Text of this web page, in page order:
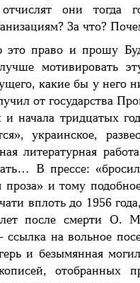
они тогда
За что?
это право и прошу
мотивировать
какие бы у него
от государства
и начала тридцатых
украинское,
литературная
В прессе:
проза» и тому
вплоть до 1956
лет после смерти О.
ссылка на вольное
и безымянная
отобранных